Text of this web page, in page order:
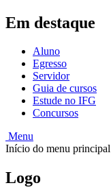
Em destaque
Aluno
Egresso
Servidor
Guia de cursos
Estude no IFG
Concursos
Menu
Início do menu principal
Logo